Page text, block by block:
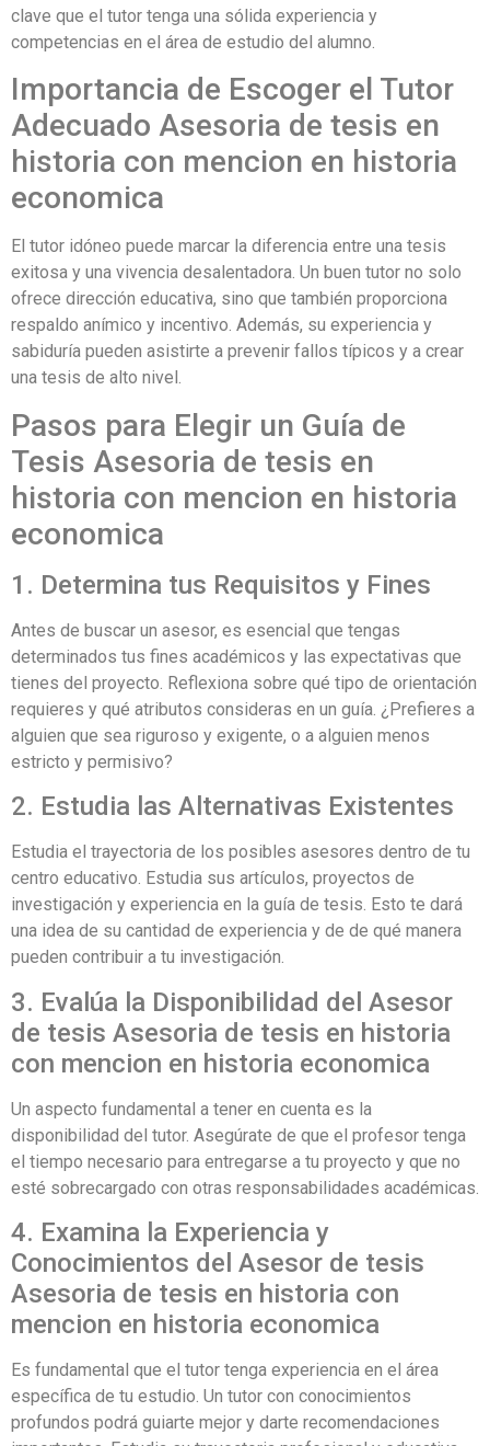
clave que el tutor tenga una sólida experiencia y
competencias en el área de estudio del alumno.
Importancia de Escoger el Tutor
Adecuado Asesoria de tesis en
historia con mencion en historia
economica
El tutor idóneo puede marcar la diferencia entre una tesis
exitosa y una vivencia desalentadora. Un buen tutor no solo
ofrece dirección educativa, sino que también proporciona
respaldo anímico y incentivo. Además, su experiencia y
sabiduría pueden asistirte a prevenir fallos típicos y a crear
una tesis de alto nivel.
Pasos para Elegir un Guía de
Tesis Asesoria de tesis en
historia con mencion en historia
economica
1. Determina tus Requisitos y Fines
Antes de buscar un asesor, es esencial que tengas
determinados tus fines académicos y las expectativas que
tienes del proyecto. Reflexiona sobre qué tipo de orientación
requieres y qué atributos consideras en un guía. ¿Prefieres a
alguien que sea riguroso y exigente, o a alguien menos
estricto y permisivo?
2. Estudia las Alternativas Existentes
Estudia el trayectoria de los posibles asesores dentro de tu
centro educativo. Estudia sus artículos, proyectos de
investigación y experiencia en la guía de tesis. Esto te dará
una idea de su cantidad de experiencia y de de qué manera
pueden contribuir a tu investigación.
3. Evalúa la Disponibilidad del Asesor
de tesis Asesoria de tesis en historia
con mencion en historia economica
Un aspecto fundamental a tener en cuenta es la
disponibilidad del tutor. Asegúrate de que el profesor tenga
el tiempo necesario para entregarse a tu proyecto y que no
esté sobrecargado con otras responsabilidades académicas.
4. Examina la Experiencia y
Conocimientos del Asesor de tesis
Asesoria de tesis en historia con
mencion en historia economica
Es fundamental que el tutor tenga experiencia en el área
específica de tu estudio. Un tutor con conocimientos
profundos podrá guiarte mejor y darte recomendaciones